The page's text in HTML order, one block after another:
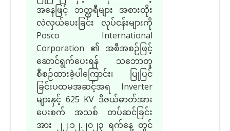
အနေဖြင့် ဘတ္ထရီများ အစားထိုး
လဲလှယ်ပေးခြင်း လုပ်ငန်းများကို
Posco International
Corporation ၏ အစီအစဉ်ဖြင့်
ဆောင်ရွက်ပေးရန် သဘောတူ
စီစဉ်ထားခဲ့ပါကြောင်း၊ ပြုပြင်
ခြင်းပထမအဆင့်အရ Inverter
များနှင့် 625 KV ဒီဇယ်ဓာတ်အား
ပေးစက် အသစ် တပ်ဆင်ခြင်း
အား ၂၂.၁၂.၂၀၂၃ ရက်နေ့ တွင်